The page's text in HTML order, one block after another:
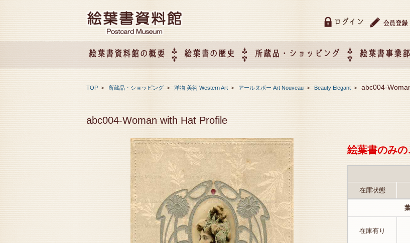
ログイン
絵葉書資料館の概要 絵葉書の歴史 所蔵品・ショッピング 絵葉書事業部
て
作）について
TOP > 所蔵品・ショッピング > 洋物 美術 Western Art > アールヌボー Art Nouveau > Beauty Elegant > abc004-
abc004-Woman with Hat Profile
絵葉書のみの
在庫状態
在庫有り